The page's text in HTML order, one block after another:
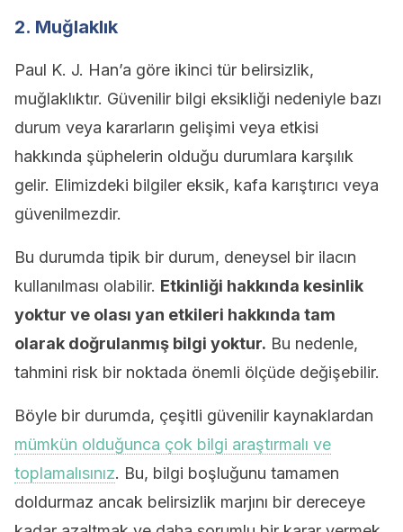
2. Muğlaklık
Paul K. J. Han’a göre ikinci tür belirsizlik,
muğlaklıktır. Güvenilir bilgi eksikliği nedeniyle bazı
durum veya kararların gelişimi veya etkisi
hakkında şüphelerin olduğu durumlara karşılık
gelir. Elimizdeki bilgiler eksik, kafa karıştırıcı veya
güvenilmezdir.
Bu durumda tipik bir durum, deneysel bir ilacın
kullanılması olabilir. Etkinliği hakkında kesinlik
yoktur ve olası yan etkileri hakkında tam
olarak doğrulanmış bilgi yoktur. Bu nedenle,
tahmini risk bir noktada önemli ölçüde değişebilir.
Böyle bir durumda, çeşitli güvenilir kaynaklardan
mümkün olduğunca çok bilgi araştırmalı ve
toplamalısınız. Bu, bilgi boşluğunu tamamen
doldurmaz ancak belirsizlik marjını bir dereceye